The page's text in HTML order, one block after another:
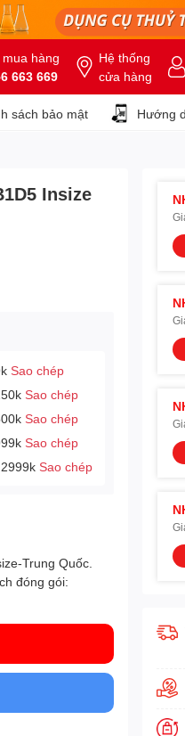
hàng
663 669
Hệ thống
cửa hàng
sách bảo mật Hướng
Insize
Sao chép
Sao chép
Sao chép
Sao chép
2999kSao chép
Trung Quốc.
đóng gói: